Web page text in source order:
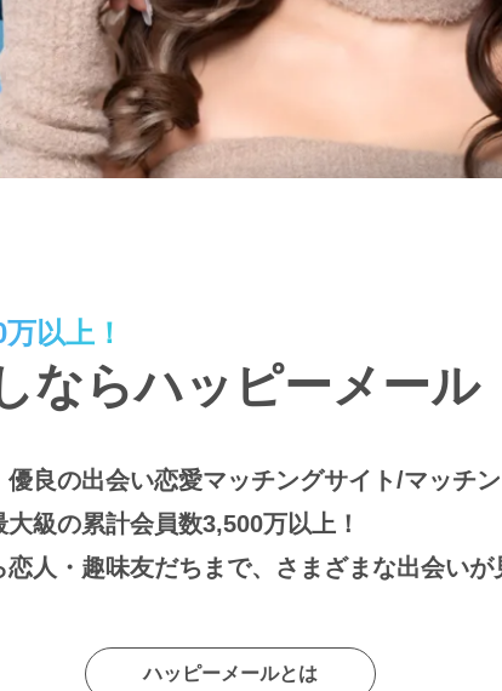
以上！
ならハッピーメール
良の出会い恋愛マッチングサイト/マッチン
級の累計会員数3,500万以上！
人・趣味友だちまで、さまざまな出会いが
ハッピーメールとは